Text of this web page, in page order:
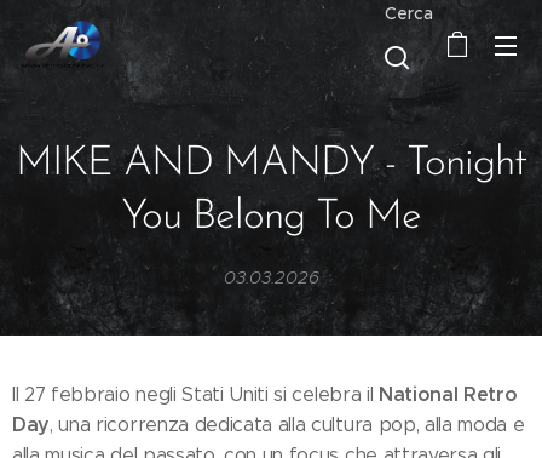
Cerca
MIKE AND MANDY - Tonight
You Belong To Me
03.03.2026
Il 27 febbraio negli Stati Uniti si celebra il National Retro
Day, una ricorrenza dedicata alla cultura pop, alla moda e